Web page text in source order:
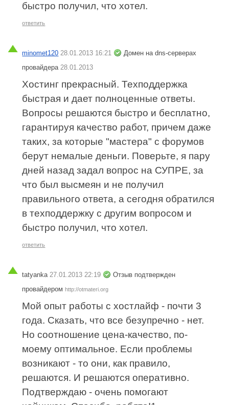
быстро получил, что хотел.
ответить
minomet120 28.01.2013 16:21
Домен на dns-серверах
провайдера 28.01.2013
Хостинг прекрасный. Техподдержка
быстрая и дает полноценные ответы.
Вопросы решаются быстро и бесплатно,
гарантируя качество работ, причем даже
таких, за которые "мастера" с форумов
берут немалые деньги. Поверьте, я пару
дней назад задал вопрос на СУПРЕ, за
что был высмеян и не получил
правильного ответа, а сегодня обратился
в техподдержку с другим вопросом и
быстро получил, что хотел.
ответить
tatyanka 27.01.2013 22:19
Отзыв подтвержден
провайдером http://otmateri.org
Мой опыт работы с хостлайф - почти 3
года. Сказать, что все безупречно - нет.
Но соотношение цена-качество, по-
моему оптимальное. Если проблемы
возникают - то они, как правило,
решаются. И решаются оперативно.
Подтверждаю - очень помогают